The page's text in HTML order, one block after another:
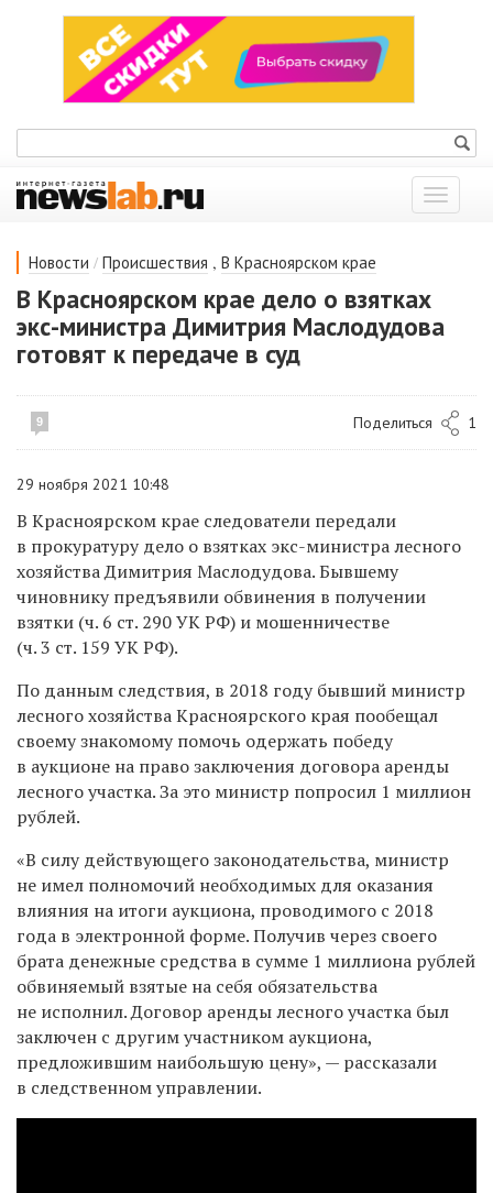
Показать
меню
Новости / Происшествия , В Красноярском крае
В Красноярском крае дело о взятках
экс-министра Димитрия Маслодудова
готовят к передаче в суд
9 Поделиться 1
29 ноября 2021 10:48
В Красноярском крае следователи передали
в прокуратуру дело о взятках экс-министра лесного
хозяйства Димитрия Маслодудова. Бывшему
чиновнику предъявили обвинения в получении
взятки (ч. 6 ст. 290 УК РФ) и мошенничестве
(ч. 3 ст. 159 УК РФ).
По данным следствия, в 2018 году бывший министр
лесного хозяйства Красноярского края пообещал
своему знакомому помочь одержать победу
в аукционе на право заключения договора аренды
лесного участка. За это министр попросил 1 миллион
рублей.
«В силу действующего законодательства, министр
не имел полномочий необходимых для оказания
влияния на итоги аукциона, проводимого с 2018
года в электронной форме. Получив через своего
брата денежные средства в сумме 1 миллиона рублей
обвиняемый взятые на себя обязательства
не исполнил. Договор аренды лесного участка был
заключен с другим участником аукциона,
предложившим наибольшую цену», — рассказали
в следственном управлении.